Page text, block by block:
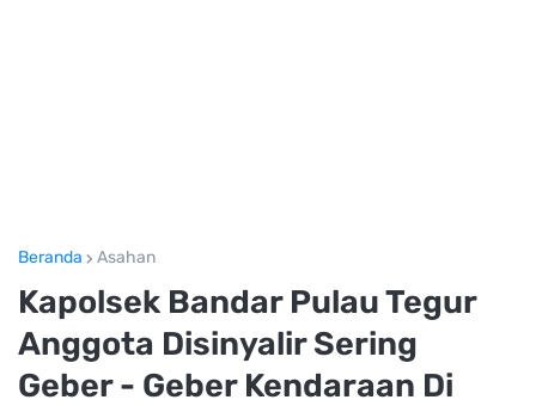
Beranda Asahan
Kapolsek Bandar Pulau Tegur
Anggota Disinyalir Sering
Geber - Geber Kendaraan Di